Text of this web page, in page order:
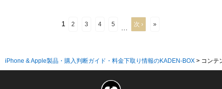
1 2 3 4 5 次 › »
iPhone & Apple製品・購入判断ガイド・料金下取り情報のKADEN-BOX > コンテ